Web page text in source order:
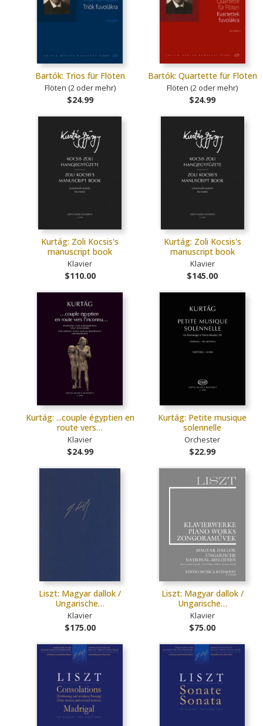
Bartók: Trios für Flöten
Flöten (2 oder mehr)
$24.99
Bartók: Quartette für Flöten
Flöten (2 oder mehr)
$24.99
Kurtág: Zoli Kocsis's
manuscript book
Klavier
$110.00
Kurtág: Zoli Kocsis's
manuscript book
Klavier
$145.00
Kurtág: ...couple égyptien en
route vers…
Klavier
$24.99
Kurtág: Petite musique
solennelle
Orchester
$22.99
Liszt: Magyar dallok /
Ungarische…
Klavier
$175.00
Liszt: Magyar dallok /
Ungarische…
Klavier
$75.00